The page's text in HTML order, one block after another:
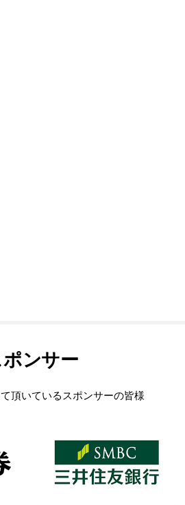
ンサー
頂いているスポンサーの皆様